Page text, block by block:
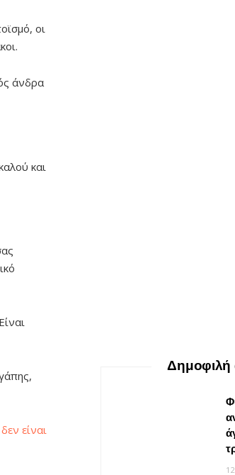
οι
άνδρα
και
είναι
Δημοφιλή